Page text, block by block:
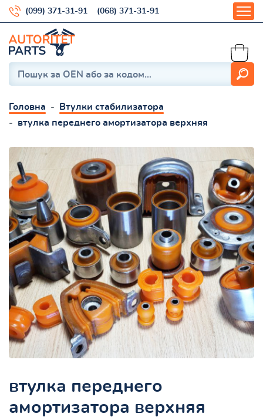
(099) 371-31-91 (068) 371-31-91
Головна
Втулки стабилизатора
втулка переднего амортизатора верхняя
втулка переднего
амортизатора верхняя